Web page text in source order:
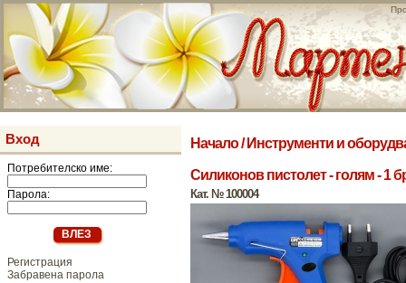
Вход
Потребителско име:
Парола:
Регистрация
Забравена парола
Начало/ Инструменти и
Силиконов пистолет - голям - 1
Кат. № 100004